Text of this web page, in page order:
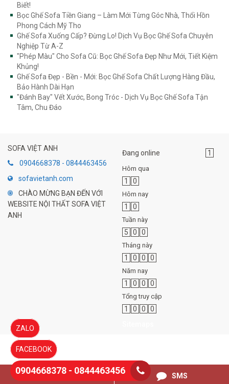
Biết!
Bọc Ghế Sofa Tiền Giang – Làm Mới Từng Góc Nhà, Thổi Hồn
Phong Cách Mỹ Tho
Ghế Sofa Xuống Cấp? Đừng Lo! Dịch Vụ Bọc Ghế Sofa Chuyên
Nghiệp Từ A-Z
"Phép Màu" Cho Sofa Cũ: Bọc Ghế Sofa Đẹp Như Mới, Tiết Kiệm
Khủng!
Ghế Sofa Đẹp - Bền - Mới: Bọc Ghế Sofa Chất Lượng Hàng Đầu,
Bảo Hành Dài Hạn
"Đánh Bay" Vết Xước, Bong Tróc - Dịch Vụ Bọc Ghế Sofa Tận
Tâm, Chu Đáo
SOFA VIỆT ANH
0904668378 - 0844463456
sofavietanh.com
CHÀO MỪNG BẠN ĐẾN VỚI
WEBSITE NỘI THẤT SOFA VIỆT
ANH
Đang online 1
Hôm qua
1 0
Hôm nay
1 0
Tuần này
5 0 0
Tháng này
1 0 0 0
Năm nay
1 0 0 0
Tổng truy cập
1 0 0
0
0844463456 SMS
ZALO
FACEBOOK
0904668378 - 0844463456